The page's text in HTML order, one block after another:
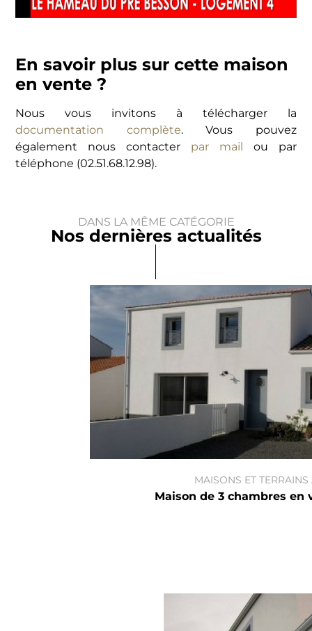
En savoir plus sur cette maison
en vente ?
Nous vous invitons à télécharger la
documentation complète. Vous pouvez
également nous contacter par mail ou par
téléphone (02.51.68.12.98).
DANS LA MÊME CATÉGORIE
Nos dernières actualités
MAISONS ET
Maison de 3 chambres en